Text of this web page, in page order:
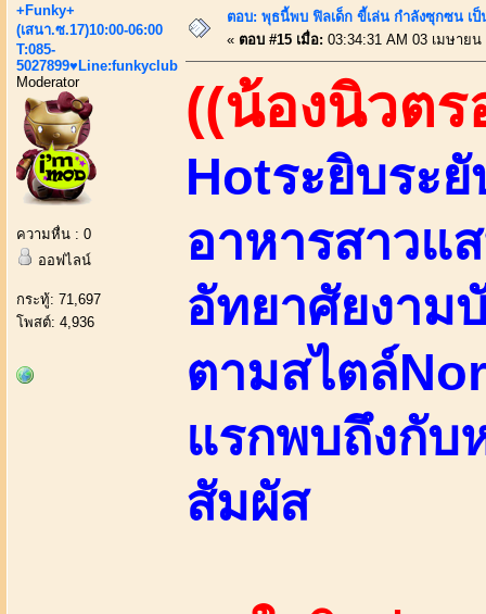
+Funky+
(เสนา.ซ.17)10:00-06:00
T:085-
5027899♥Line:funkyclub
Moderator
ความหื่น : 0
ออฟไลน์
กระทู้: 71,697
โพสต์: 4,936
ตอบ: พุธนี้พบ ฟิลเด็ก ขี้เล่น กำลังซุกซน เ
« ตอบ #15 เมื่อ: 03:34:31 AM 03 เมษายน
((น้องนิวตร
Hotระยิบระ
อาหารสาวแ
อัทยาศัยงาม
ตามสไตล์
แรกพบถึงกับ
สัมผัส